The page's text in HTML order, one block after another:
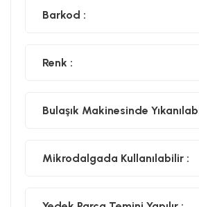
Barkod :
Renk :
Bulaşık Makinesinde
Mikrodalgada Kullanılabilir :